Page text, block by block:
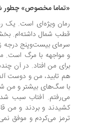
مخصوص» چطور شکل
ویژه‌ای ا‌ست. یک رمان
شمال داشته‌ام. بخشی از
بیست‌وپنج درجه زیر
با مرگ است. من
من افتاد. در آن
تابید، من و دوست
سگ‌های بیشتر و من شش
آفتاب سبب شد
و بردند و من قادر
می‌کردم و موفق نمی‌شدم.